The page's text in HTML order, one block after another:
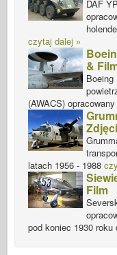
DAF
czytaj dalej »
&
(AWACS)
latach 1956 - 1988
Film
pod koniec 1930